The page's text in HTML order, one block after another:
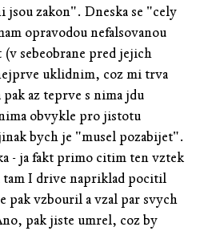
zakon". Dneska se "cely
opravodou nefalsovanou
sebeobrane pred jejich
uklidnim, coz mi trva
az teprve s nima jdu
obvykle pro jistotu
bych je "musel pozabijet".
- ja fakt primo citim ten vztek
tam I drive napriklad pocitil
pak vzbouril a vzal par svych
pak jiste umrel, coz by